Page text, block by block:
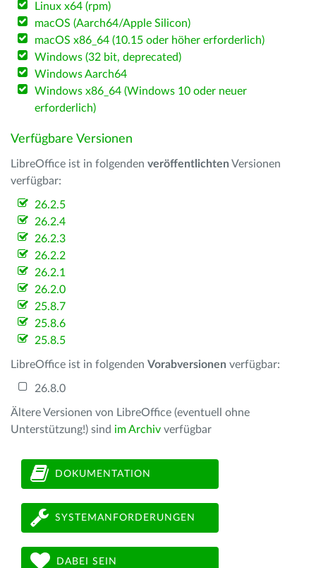
Linux x64 (rpm)
macOS (Aarch64/Apple Silicon)
macOS x86_64 (10.15 oder höher erforderlich)
Windows (32 bit, deprecated)
Windows Aarch64
Windows x86_64 (Windows 10 oder neuer
erforderlich)
Verfügbare Versionen
LibreOffice ist in folgenden veröffentlichten Versionen
verfügbar:
26.2.5
26.2.4
26.2.3
26.2.2
26.2.1
26.2.0
25.8.7
25.8.6
25.8.5
LibreOffice ist in folgenden Vorabversionen verfügbar:
26.8.0
Ältere Versionen von LibreOffice (eventuell ohne
Unterstützung!) sind im Archiv verfügbar
DOKUMENTATION
SYSTEMANFORDERUNGEN
DABEI SEIN